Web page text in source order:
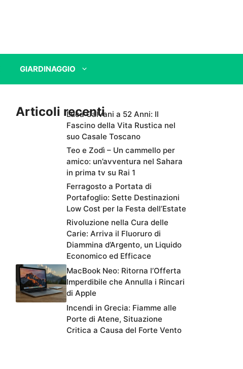
GIARDINAGGIO
Articoli recentiLuca Calvani a 52 Anni: Il
Fascino della Vita Rustica nel
suo Casale Toscano
Teo e Zodì – Un cammello per
amico: un’avventura nel Sahara
in prima tv su Rai 1
Ferragosto a Portata di
Portafoglio: Sette Destinazioni
Low Cost per la Festa dell’Estate
Rivoluzione nella Cura delle
Carie: Arriva il Fluoruro di
Diammina d’Argento, un Liquido
Economico ed Efficace
MacBook Neo: Ritorna l’Offerta
Imperdibile che Annulla i Rincari
di Apple
Incendi in Grecia: Fiamme alle
Porte di Atene, Situazione
Critica a Causa del Forte Vento